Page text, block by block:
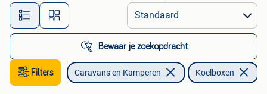
Alle afstanden…
Bewaar je zoekopdracht
Filters Caravans en Kamperen Koelboxen